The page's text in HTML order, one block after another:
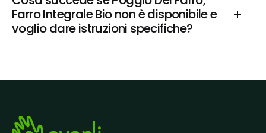
Farro Integrale Bio non è disponibile e
voglio dare istruzioni specifiche?